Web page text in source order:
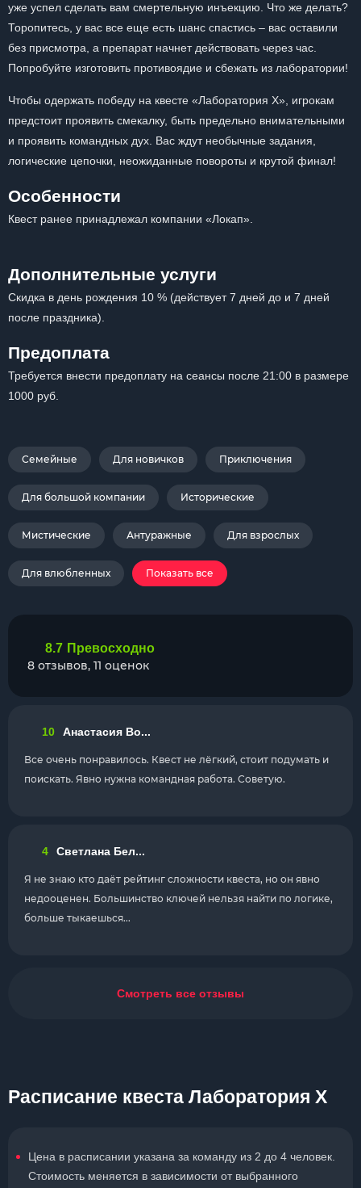
уже успел сделать вам смертельную инъекцию. Что же делать?
Торопитесь, у вас все еще есть шанс спастись – вас оставили
без присмотра, а препарат начнет действовать через час.
Попробуйте изготовить противоядие и сбежать из лаборатории!
Чтобы одержать победу на квесте «Лаборатория Х», игрокам
предстоит проявить смекалку, быть предельно внимательными
и проявить командных дух. Вас ждут необычные задания,
логические цепочки, неожиданные повороты и крутой финал!
Особенности
Квест ранее принадлежал компании «Локап».
Дополнительные услуги
Скидка в день рождения 10 % (действует 7 дней до и 7 дней
после праздника).
Предоплата
Требуется внести предоплату на сеансы после 21:00 в размере
1000 руб.
Семейные Для новичков Приключения
Для большой компании Исторические
Мистические Антуражные Для взрослых
Для влюбленных Показать все
8.7 Превосходно
8 отзывов, 11 оценок
10 Анастасия Во...
Все очень понравилось. Квест не лёгкий, стоит подумать и
поискать. Явно нужна командная работа. Советую.
4 Светлана Бел...
Я не знаю кто даёт рейтинг сложности квеста, но он явно
недооценен. Большинство ключей нельзя найти по логике,
больше тыкаешься...
Смотреть все отзывы
Расписание квеста Лаборатория Х
Цена в расписании указана за команду из 2 до 4 человек.
Стоимость меняется в зависимости от выбранного